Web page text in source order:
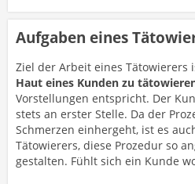
Aufgaben eines
Ziel der Arbeit eines Tätowierers
Haut eines Kunden zu
Vorstellungen entspricht. Der
stets an erster Stelle. Da der
Schmerzen einhergeht, ist es
Tätowierers, diese Prozedur so
gestalten. Fühlt sich ein Kunde